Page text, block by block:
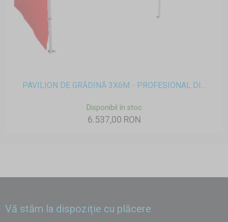
PAVILION DE GRĂDINĂ 3X6M - PROFESIONAL DI...
Disponibil în stoc
6.537,00 RON
Vă stăm la dispoziție cu plăcere